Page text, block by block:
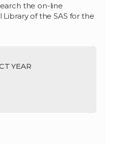
the on-line
of the SAS for the
YEAR